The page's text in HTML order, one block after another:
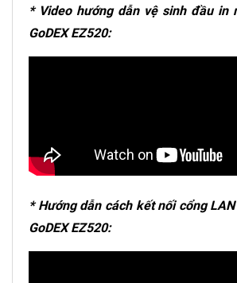
* Video hướng dẫn vệ sinh đầu in
GoDEX EZ520:
* Hướng dẫn cách kết nối cổng
GoDEX EZ520: